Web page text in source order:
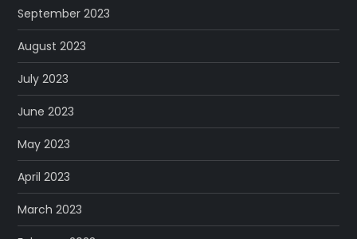
September 2023
August 2023
July 2023
June 2023
May 2023
April 2023
March 2023